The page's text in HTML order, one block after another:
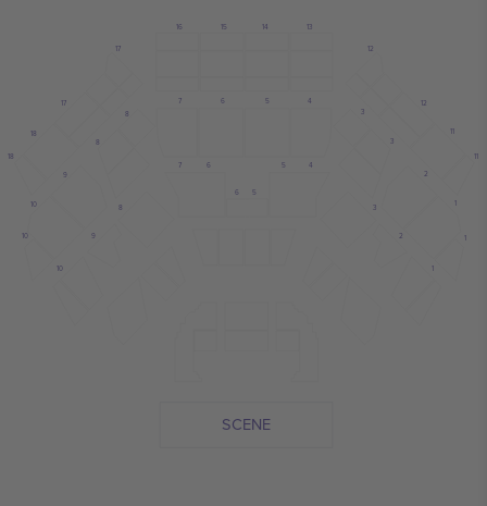
SCENE
1
2
3
4
5
5
6
6
7
8
9
10
10
10
9
8
8
7 6 5
4
3
3
2
1
1
11
11
12
12
13
14
15
16
17
17
18
18